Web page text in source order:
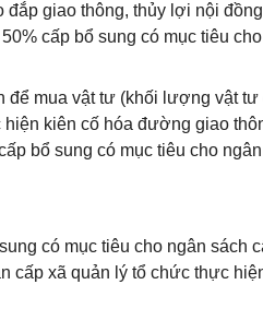
đắp giao thông, thủy lợi nội
cấp bổ sung có mục tiêu
để mua vật tư (khối lượng vật
kiên cố hóa đường giao
bổ sung có mục tiêu cho
có mục tiêu cho ngân sách
cấp xã quản lý tổ chức thực